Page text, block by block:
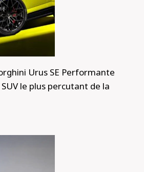
Urus SE Performante
le plus percutant de la